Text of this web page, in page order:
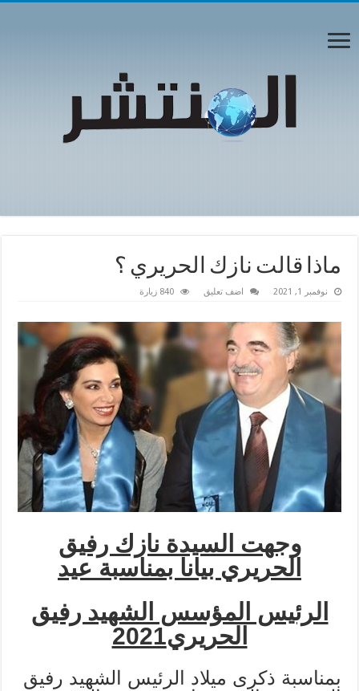
ماذا قالت نازك الحريري ؟
نوفمبر 1, 2021 اضف تعليق 840 زيارة
وجهت السيدة نازك رفيق
الحريري بيانا بمناسبة عيد
الرئيس المؤسس الشهيد رفيق
الحريري2021
بمناسبة ذكرى ميلاد الرئيس الشهيد رفيق